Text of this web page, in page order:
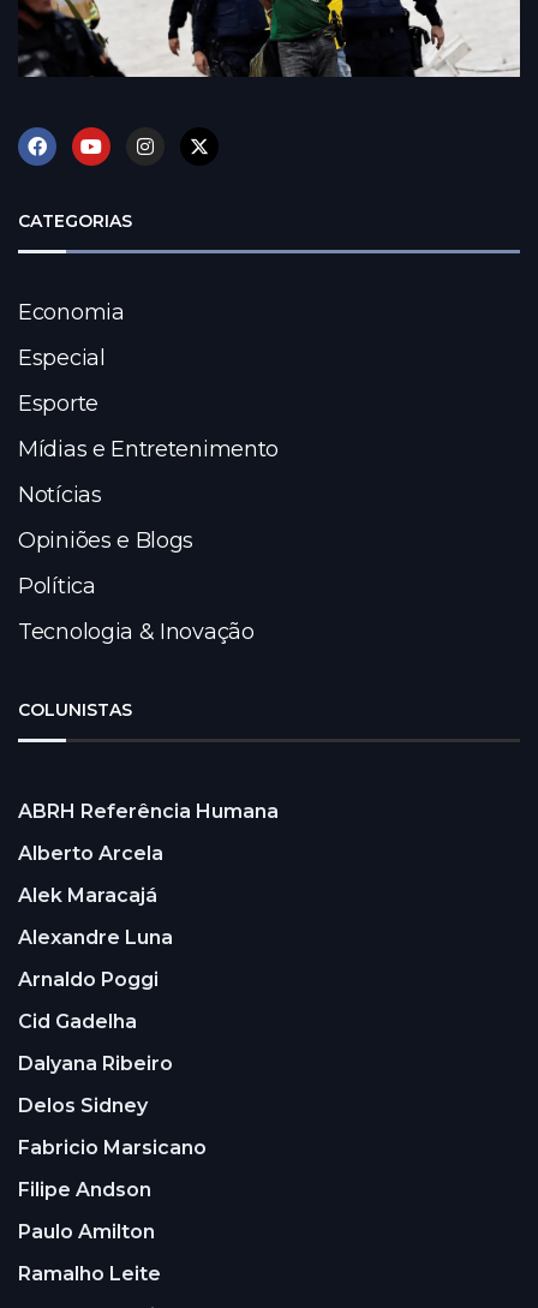
CATEGORIAS
Economia
Especial
Esporte
Mídias e Entretenimento
Notícias
Opiniões e Blogs
Política
Tecnologia & Inovação
COLUNISTAS
ABRH Referência Humana
Alberto Arcela
Alek Maracajá
Alexandre Luna
Arnaldo Poggi
Cid Gadelha
Dalyana Ribeiro
Delos Sidney
Fabricio Marsicano
Filipe Andson
Paulo Amilton
Ramalho Leite